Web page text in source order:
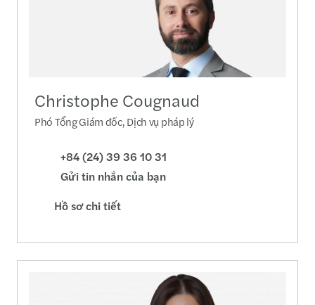
Christophe Cougnaud
Phó Tổng Giám đốc, Dịch vụ pháp lý
+84 (24) 39 36 10 31
Gửi tin nhắn của bạn
Hồ sơ chi tiết